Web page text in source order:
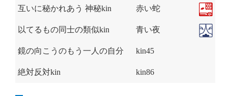
互いに秘かれあう 神秘kin 赤い蛇
以てるもの同士の類似kin 青い夜
鏡の向こうのもう一人の自分 kin45
絶対反対kin kin86